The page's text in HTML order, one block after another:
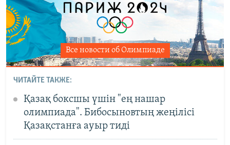
Все новости об Олимпиаде
ЧИТАЙТЕ ТАКЖЕ:
Қазақ боксшы үшін "ең нашар
олимпиада". Бибосыновтың жеңілісі
Қазақстанға ауыр тиді